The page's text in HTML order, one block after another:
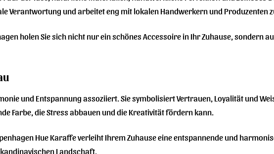
Verantwortung und arbeitet eng mit lokalen Handwerkern und Produzenten
holen Sie sich nicht nur ein schönes Accessoire in Ihr Zuhause, sondern
und Entspannung assoziiert. Sie symbolisiert Vertrauen, Loyalität und
Farbe, die Stress abbauen und die Kreativität fördern kann.
Hue Karaffe verleiht Ihrem Zuhause eine entspannende und
Landschaft.